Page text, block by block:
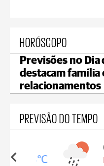
HORÓSCOPO
Previsões no Dia
destacam família
relacionamentos
PREVISÃO DO TEMPO
18°C